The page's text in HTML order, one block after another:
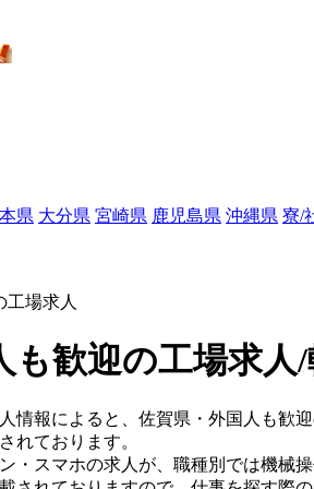
県 大分県 宮崎県 鹿児島県 沖縄県 寮/
工場求人
も歓迎の工場求人
情報によると、佐賀県・外国人も歓
れております。
・スマホの求人が、職種別では機械